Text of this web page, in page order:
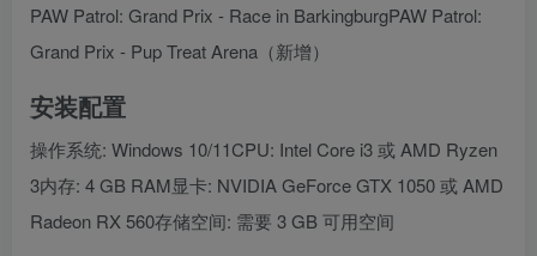
PAW Patrol: Grand Prix - Race in BarkingburgPAW Patrol:
Grand Prix - Pup Treat Arena（新增）
安装配置
操作系统: Windows 10/11CPU: Intel Core i3 或 AMD Ryzen
3内存: 4 GB RAM显卡: NVIDIA GeForce GTX 1050 或 AMD
Radeon RX 560存储空间: 需要 3 GB 可用空间